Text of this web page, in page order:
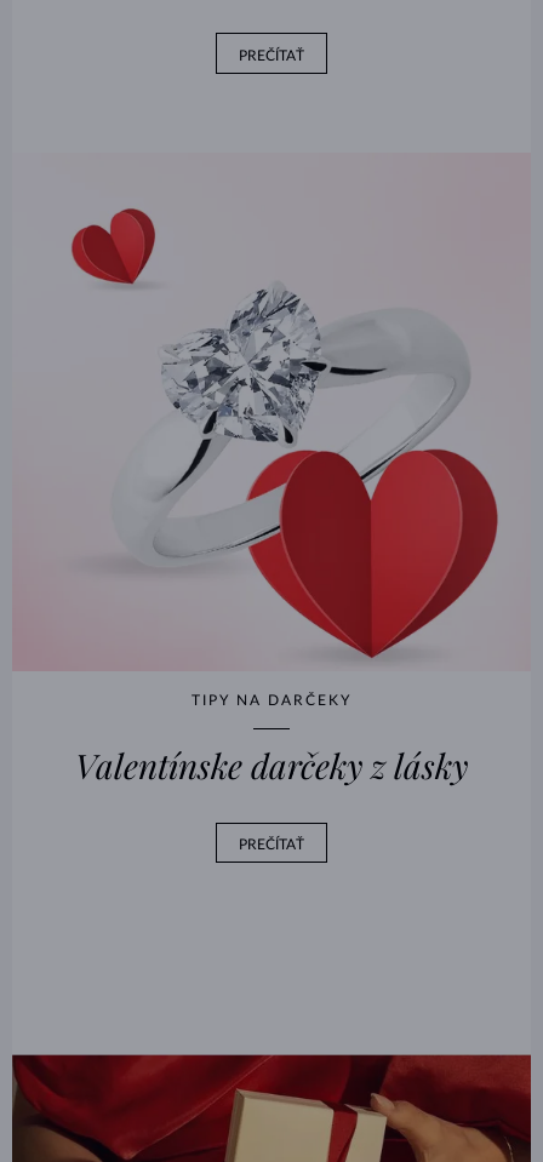
PREČÍTAŤ
TIPY NA DARČEKY
Valentínske darčeky z lásky
PREČÍTAŤ